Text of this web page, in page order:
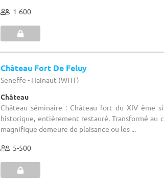
1-600
Château Fort De Feluy
Seneffe - Hainaut (WHT)
Château
Château séminaire : Château fort du XIV ème
historique, entièrement restauré. Transformé au
magnifique demeure de plaisance ou les ...
5-500